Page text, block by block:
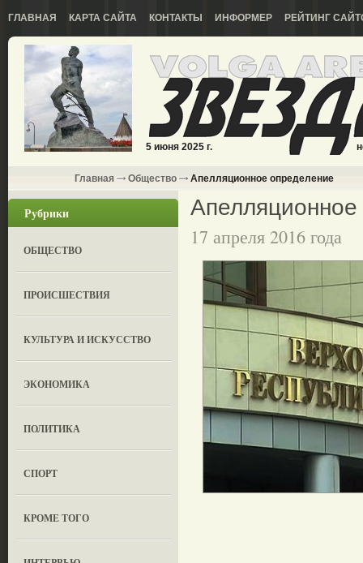
ГЛАВНАЯ КАРТА САЙТА КОНТАКТЫ ИНФОРМЕР РЕЙТИНГ
5 июня 2025 г.
Главная Общество Апелляционное определение
Рубрики
ОБЩЕСТВО
ПРОИСШЕСТВИЯ
КУЛЬТУРА И ИСКУССТВО
ЭКОНОМИКА
ПОЛИТИКА
СПОРТ
КРОМЕ ТОГО
17 апреля 2016 года